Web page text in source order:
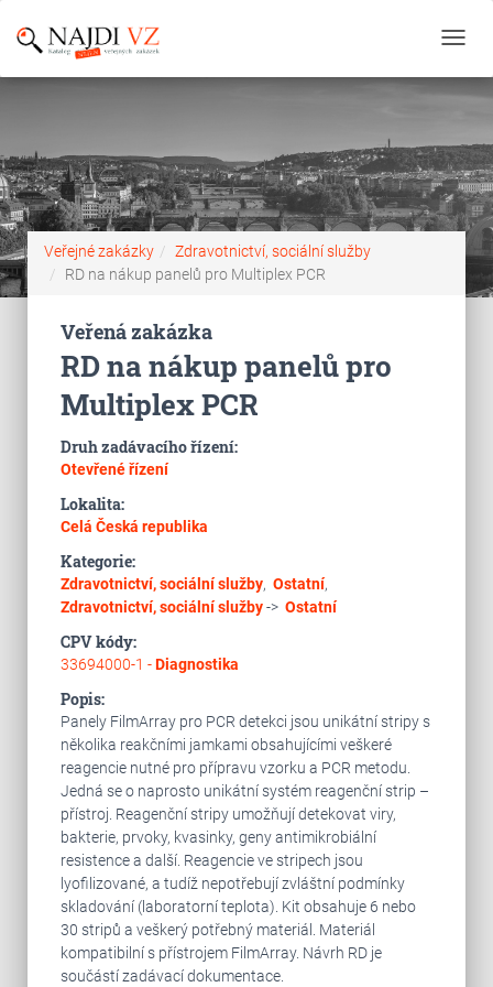
Veřejné zakázky
Zdravotnictví, sociální služby
RD na nákup panelů pro Multiplex PCR
Veřená zakázka
RD na nákup panelů pro
Multiplex PCR
Druh zadávacího řízení:
Otevřené řízení
Lokalita:
Celá Česká republika
Kategorie:
Zdravotnictví, sociální služby, Ostatní,
Zdravotnictví, sociální služby-> Ostatní
CPV kódy:
33694000-1 -Diagnostika
Popis:
Panely FilmArray pro PCR detekci jsou unikátní stripy s
několika reakčními jamkami obsahujícími veškeré
reagencie nutné pro přípravu vzorku a PCR metodu.
Jedná se o naprosto unikátní systém reagenční strip –
přístroj. Reagenční stripy umožňují detekovat viry,
bakterie, prvoky, kvasinky, geny antimikrobiální
resistence a další. Reagencie ve stripech jsou
lyofilizované, a tudíž nepotřebují zvláštní podmínky
skladování (laboratorní teplota). Kit obsahuje 6 nebo
30 stripů a veškerý potřebný materiál. Materiál
kompatibilní s přístrojem FilmArray. Návrh RD je
součástí zadávací dokumentace.